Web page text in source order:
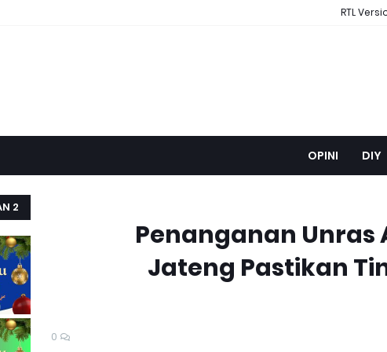
RTL
DIY
OPINI
Penanganan Unras
Jateng Pastikan
0
2